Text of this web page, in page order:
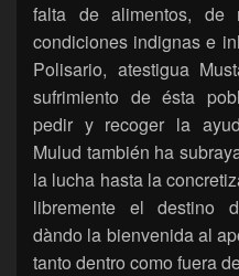
falta de alimentos, de
condiciones indignas e
Polisario, atestigua
sufrimiento de ésta
pedir y recoger la
Mulud también ha
la lucha hasta la
libremente el destino
dàndo la bienvenida al
tanto dentro como fuera